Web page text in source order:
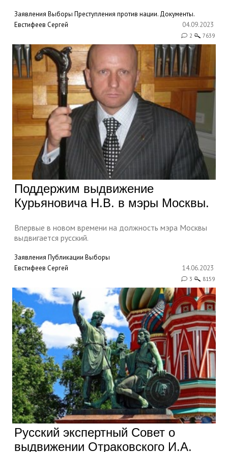
Заявления Выборы Преступления против нации. Документы.
Евстифеев Сергей
04.09.2023
2 7639
Поддержим выдвижение
Курьяновича Н.В. в мэры Москвы.
Впервые в новом времени на должность мэра Москвы
выдвигается русский.
Заявления Публикации Выборы
Евстифеев Сергей
14.06.2023
3 8159
Русский экспертный Совет о
выдвижении Отраковского И.А.